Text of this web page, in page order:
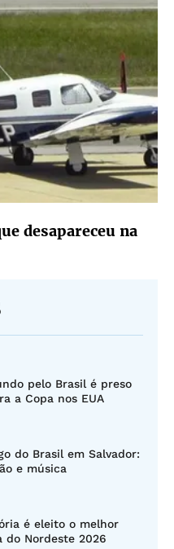
desapareceu na
pelo Brasil é preso
a Copa nos EUA
do Brasil em Salvador:
e música
é eleito o melhor
do Nordeste 2026